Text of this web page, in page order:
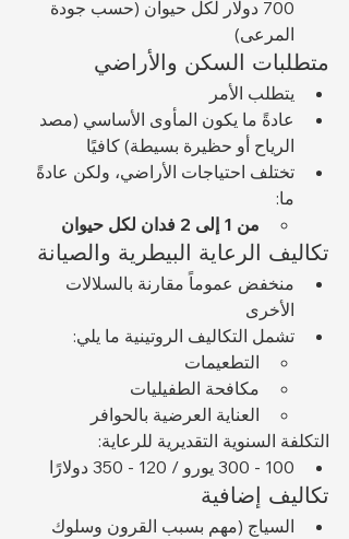
700 دولار لكل حيوان (حسب جودة
المرعى)
متطلبات السكن والأراضي
يتطلب الأمر
عادةً ما يكون المأوى الأساسي (مصد
الرياح أو حظيرة بسيطة) كافيًا
تختلف احتياجات الأراضي، ولكن عادةً
ما:
من 1 إلى 2 فدان لكل حيوان
تكاليف الرعاية البيطرية والصيانة
منخفض عموماً مقارنة بالسلالات
الأخرى
تشمل التكاليف الروتينية ما يلي:
التطعيمات
مكافحة الطفيليات
العناية العرضية بالحوافر
التكلفة السنوية التقديرية للرعاية:
100 - 300 يورو / 120 - 350 دولارًا
تكاليف إضافية
السياج (مهم بسبب القرون وسلوك